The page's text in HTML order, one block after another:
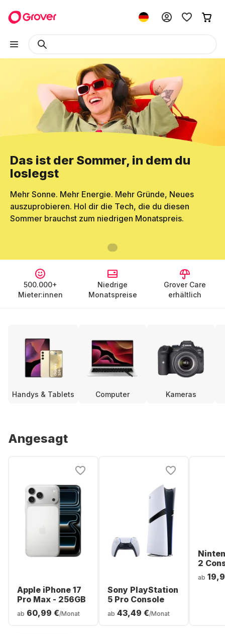
Das ist der Sommer, in dem du
loslegst
Mehr Sonne. Mehr Energie. Mehr Gründe, Neues
auszuprobieren. Hol dir die Tech, die du diesen
Sommer brauchst zum niedrigen Monatspreis.
500.000+
Mieter:innen
Niedrige
Monatspreise
Grover Care
erhältlich
Handys & Tablets Computer Kameras
Angesagt
Apple iPhone 17
Pro Max - 256GB
ab 60,99 €/Monat
Sony PlayStation
5 Pro Console
ab 43,49 €/Monat
2
ab